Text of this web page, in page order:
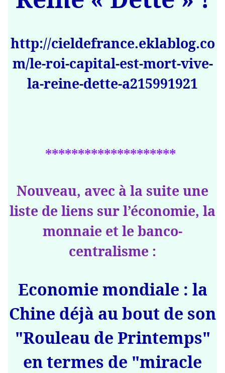
http://cieldefrance.eklablog.co
m/le-roi-capital-est-mort-vive-
la-reine-dette-a215991921
********************
Nouveau, avec à la suite une
liste de liens sur l’économie, la
monnaie et le banco-
centralisme :
Economie mondiale : la
Chine déjà au bout de son
"Rouleau de Printemps"
en termes de "miracle